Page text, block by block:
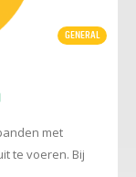
GENERAL
met
te voeren. Bij